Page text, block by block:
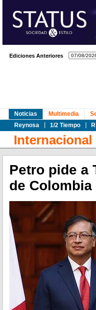
Ediciones Anteriores
Noticias
Reynosa
1/2 Tiempo
Multimedia
Internacional
Petro pide a
de Colombia